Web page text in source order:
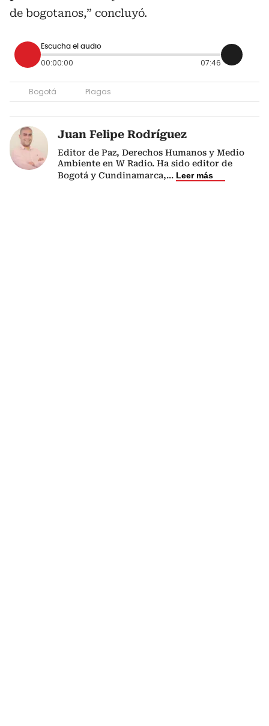
de bogotanos,” concluyó.
Escucha el audio
00:00:00 07:46
Bogotá Plagas
Juan Felipe Rodríguez
Editor de Paz, Derechos Humanos y Medio
Ambiente en W Radio. Ha sido editor de
Bogotá y Cundinamarca,... Leer más